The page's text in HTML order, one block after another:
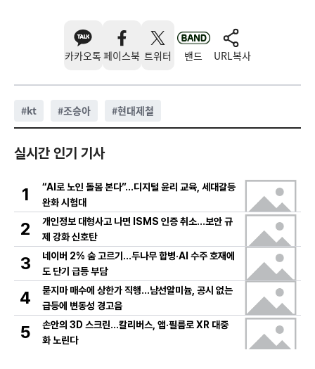
카카오톡 페이스북 트위터 밴드 URL복사
#kt #조승아 #현대제철
실시간 인기 기사
1
“AI로 노인 돌봄 본다”…디지털 윤리 교육, 세대갈등
완화 시험대
2
개인정보 대형사고 나면 ISMS 인증 취소…보안 규
제 강화 신호탄
3
네이버 2% 숨 고르기…두나무 합병·AI 수주 호재에
도 단기 급등 부담
4
묻지마 매수에 상한가 직행…남선알미늄, 공시 없는
급등에 변동성 경고음
5
손안의 3D 스크린…칼리버스, 앱·필름로 XR 대중
화 노린다